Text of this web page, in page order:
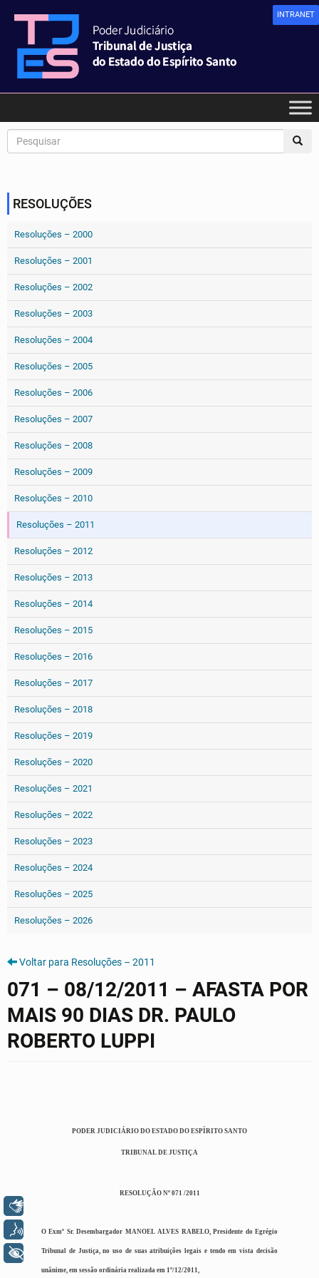
INTRANET
RESOLUÇÕES
Resoluções – 2000
Resoluções – 2001
Resoluções – 2002
Resoluções – 2003
Resoluções – 2004
Resoluções – 2005
Resoluções – 2006
Resoluções – 2007
Resoluções – 2008
Resoluções – 2009
Resoluções – 2010
Resoluções – 2011
Resoluções – 2012
Resoluções – 2013
Resoluções – 2014
Resoluções – 2015
Resoluções – 2016
Resoluções – 2017
Resoluções – 2018
Resoluções – 2019
Resoluções – 2020
Resoluções – 2021
Resoluções – 2022
Resoluções – 2023
Resoluções – 2024
Resoluções – 2025
Resoluções – 2026
Voltar para Resoluções – 2011
071 – 08/12/2011 – AFASTA POR
MAIS 90 DIAS DR. PAULO
ROBERTO LUPPI
PODER JUDICIÁRIO DO ESTADO DO ESPÍRITO SANTO
TRIBUNAL DE JUSTIÇA
RESOLUÇÃO Nº 071 /2011
O Exmº Sr. Desembargador MANOEL ALVES RABELO, Presidente do Egrégio
Tribunal de Justiça, no uso de suas atribuições legais e tendo em vista decisão
unânime, em sessão ordinária realizada em 1º/12/2011,
Voz
+ Acessibilidade